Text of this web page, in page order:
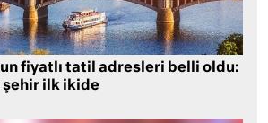
fiyatlı tatil adresleri belli oldu:
şehir ilk ikide